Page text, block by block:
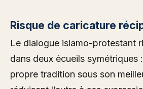
Risque de caricature
Le dialogue islamo-protestant
dans deux écueils symétriques
propre tradition sous son